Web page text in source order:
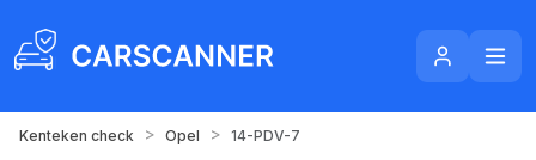
Kenteken check > Opel > 14-PDV-7